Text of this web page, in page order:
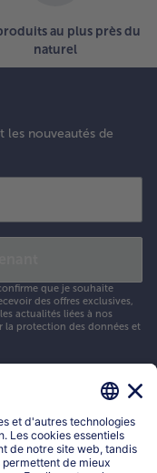
au plus près du
naturel
les nouveautés de
que je souhaite
des offres exclusives,
actualités liées à nos
la protection des données et